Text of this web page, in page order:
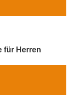
für Herren